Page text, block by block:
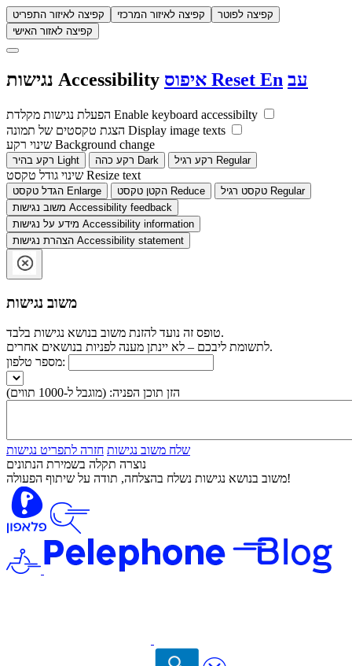
קפיצה לאיזור התפריט קפיצה לאיזור המרכזי
קפיצה לפוטר
קפיצה לאזור האישי
Accessibility Reset En עב
Enable keyboard accessibilty
Display image texts
Background change
Light Dark Regular
Resize text
Enlarge Reduce
Regular
Accessibility feedback
Accessibility information
Accessibility statement
משוב נגישות
טופס זה נועד להזנת משוב בנושא נגישות בלבד.
לתשומת ליבכם – לא יינתן מענה לפניות בנושאים אחרים.
מספר טלפון:
הזן תוכן הפניה: (מוגבל ל-1000 תווים)
שלח משוב נגישות חזרה לתפריט נגישות
נוצרה תקלה בשמירת הנתונים
משוב בנושא נגישות נשלח בהצלחה, תודה על שיתוף הפעולה!